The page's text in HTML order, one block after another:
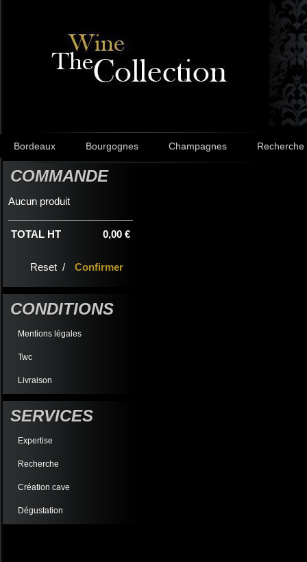
Bordeaux Bourgognes Champagnes Recherche
COMMANDE
Aucun produit
0,00 €
TOTAL HT
Reset / Confirmer
CONDITIONS
Mentions légales
Twc
Livraison
SERVICES
Expertise
Recherche
Création cave
Dégustation